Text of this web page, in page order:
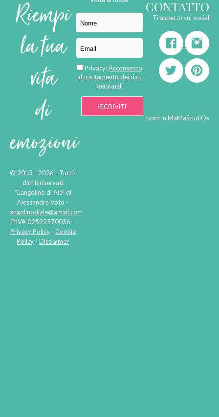
Riempi
la tua
vita
di
emozioni
© 2013 - 2026 - Tutti i
diritti riservati
"L'angolino di Ale" di
Alessandra Voto -
angolinodiale@gmail.com
P.IVA 02592570036 -
Privacy Policy- Cookie
Policy -Disclaimer
Privacy:Acconsento
al trattamento dei dati
personali
CONTATTO
Ti aspetto sui social
born in MaMaStudiOs